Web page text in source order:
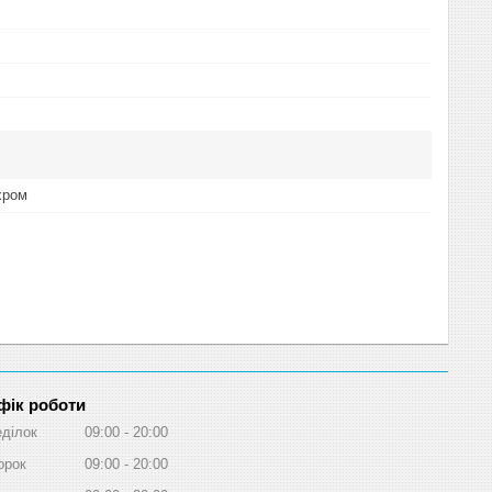
роботи
09:00
20:00
09:00
20:00